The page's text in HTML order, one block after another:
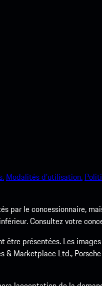
Modalités d’utilisation.
par le concessionnaire,
Consultez votre
être présentées. Les
Marketplace Ltd.,